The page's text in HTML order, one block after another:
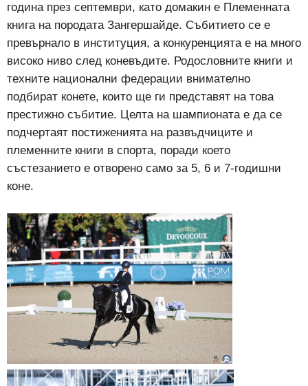
година през септември, като домакин е Племенната
книга на породата Зангершайде. Събитието се е
превърнало в институция, а конкуренцията е на много
високо ниво след коневъдите. Родословните книги и
техните национални федерации внимателно
подбират конете, които ще ги представят на това
престижно събитие. Целта на шампионата е да се
подчертаят постиженията на развъдчиците и
племенните книги в спорта, поради което
състезанието е отворено само за 5, 6 и 7-годишни
коне.